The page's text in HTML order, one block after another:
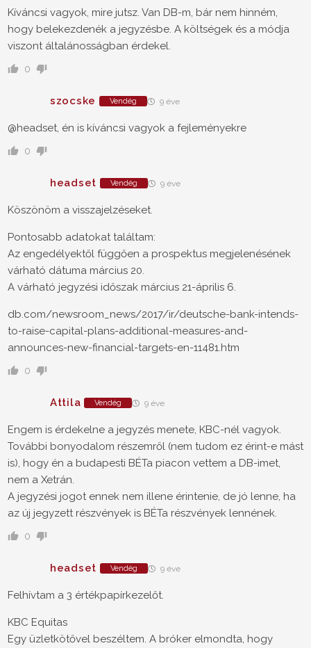
Kíváncsi vagyok, mire jutsz. Van DB-m, bár nem hinném,
hogy belekezdenék a jegyzésbe. A költségek és a módja
viszont általánosságban érdekel.
0
szocske Vendég 9 éve
@headset, én is kíváncsi vagyok a fejleményekre
0
headset Vendég 9 éve
Köszönöm a visszajelzéseket.
Pontosabb adatokat találtam:
Az engedélyektől függően a prospektus megjelenésének
várható dátuma március 20.
A várható jegyzési időszak március 21-április 6.
db.com/newsroom_news/2017/ir/deutsche-bank-intends-
to-raise-capital-plans-additional-measures-and-
announces-new-financial-targets-en-11481.htm
0
Attila Vendég 9 éve
Engem is érdekelne a jegyzés menete, KBC-nél vagyok.
További bonyodalom részemről (nem tudom ez érint-e mást
is), hogy én a budapesti BÉTa piacon vettem a DB-imet,
nem a Xetrán.
A jegyzési jogot ennek nem illene érintenie, de jó lenne, ha
az új jegyzett részvények is BÉTa részvények lennének.
0
headset Vendég 9 éve
Felhívtam a 3 értékpapírkezelőt.
KBC Equitas
Egy üzletkötővel beszéltem. A bróker elmondta, hogy